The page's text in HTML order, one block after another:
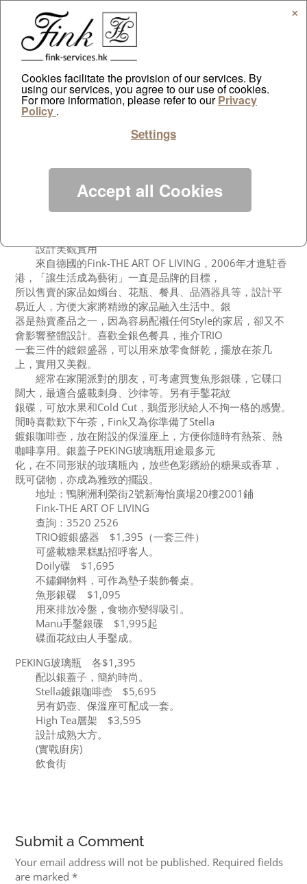
Yahoo online
Feb 22, 2013 |Public Relations
(綜合報道)(星島日報報道)散發着銀光的不鏽鋼及鍍銀家品，
設計美觀實用
來自德國的Fink-THE ART OF LIVING，2006年才進駐香
港，「讓生活成為藝術」一直是品牌的目標，
所以售賣的家品如燭台、花瓶、餐具、品酒器具等，設計平
易近人，方便大家將精緻的家品融入生活中。銀
器是熱賣產品之一，因為容易配襯任何Style的家居，卻又不
會影響整體設計。喜歡全銀色餐具，推介TRIO
一套三件的鍍銀盛器，可以用來放零食餅乾，擺放在茶几
上，實用又美觀。
經常在家開派對的朋友，可考慮買隻魚形銀碟，它碟口
闊大，最適合盛載刺身、沙律等。另有手鑿花紋
銀碟，可放水果和Cold Cut，鵝蛋形狀給人不拘一格的感覺。
閒時喜歡歎下午茶，Fink又為你準備了Stella
鍍銀咖啡壺，放在附設的保溫座上，方便你隨時有熱茶、熱
咖啡享用。銀蓋子PEKING玻璃瓶用途最多元
化，在不同形狀的玻璃瓶內，放些色彩繽紛的糖果或香草，
既可儲物，亦成為雅致的擺設。
地址：鴨脷洲利榮街2號新海怡廣場20樓2001鋪
Fink-THE ART OF LIVING
查詢：3520 2526
TRIO鍍銀盛器 $1,395（一套三件）
可盛載糖果糕點招呼客人。
Doily碟 $1,695
不鏽鋼物料，可作為墊子裝飾餐桌。
魚形銀碟 $1,095
用來排放冷盤，食物亦變得吸引。
Manu手鑿銀碟 $1,995起
碟面花紋由人手鑿成。
PEKING玻璃瓶 各$1,395
配以銀蓋子，簡約時尚。
Stella鍍銀咖啡壺 $5,695
另有奶壺、保溫座可配成一套。
High Tea層架 $3,595
設計成熟大方。
(實戰廚房)
飲食街
Submit a Comment
Your email address will not be published. Required fields
are marked*
✕
Cookies facilitate the provision of our services. By
using our services, you agree to our use of cookies.
For more information, please refer to ourPrivacy
Policy .
Settings
Accept all Cookies